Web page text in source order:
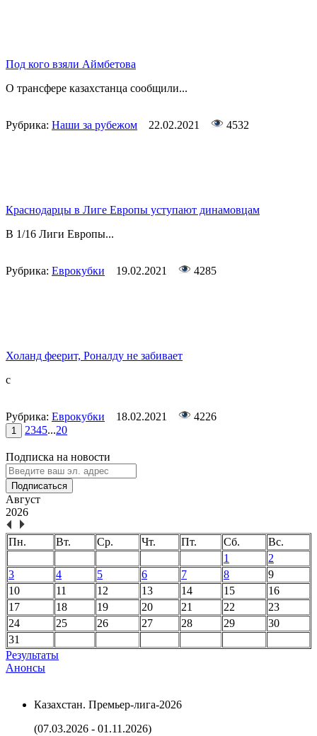
Под кого взяли Аймбетова
О трансфере казахстанца сообщили...
Рубрика: Наши за рубежом 22.02.2021 4532
Краснодарцы в Лиге Европы уступают динамовцам
В 1/16 Лиги Европы...
Рубрика: Еврокубки 19.02.2021 4285
Холанд феерит, Роналду не забивает
с
Рубрика: Еврокубки 18.02.2021 4226
1 2345...20
Подписка на новости
Подписаться
Август
2026
Пн. Вт. Ср. Чт. Пт. Сб.
Вс.
1
2
3
4 5 6 7 8
9
10
11 12 13 14 15
16
17
18 19 20 21 22
23
24
25 26 27 28 29
30
31
Результаты
Анонсы
Казахстан. Премьер-лига-2026
(07.03.2026 - 01.11.2026)